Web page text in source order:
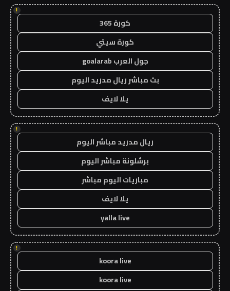
!
كورة 365
كورة سيتي
جول العرب goalarab
بث مباشر ريال مدريد اليوم
يلا لايف
!
ريال مدريد مباشر اليوم
برشلونة مباشر اليوم
مباريات اليوم مباشر
يلا لايف
yalla live
!
koora live
koora live